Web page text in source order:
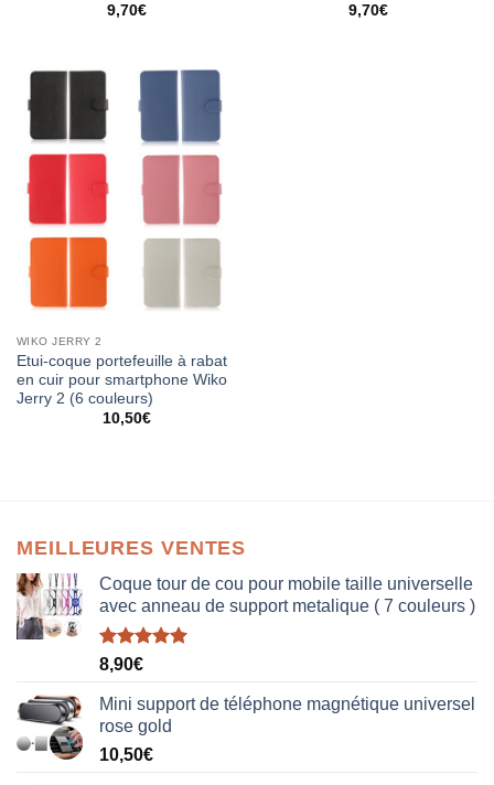
9,70€
9,70€
WIKO JERRY 2
Etui-coque portefeuille à rabat
en cuir pour smartphone Wiko
Jerry 2 (6 couleurs)
10,50€
MEILLEURES VENTES
Coque tour de cou pour mobile taille universelle
avec anneau de support metalique ( 7 couleurs )
Note5.00
8,90€
Mini support de téléphone magnétique universel
rose gold
10,50€